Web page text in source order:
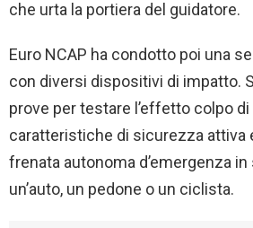
che urta la portiera del guidatore.
Euro NCAP ha condotto poi una
con diversi dispositivi di impatto.
prove per testare l’effetto colpo
caratteristiche di sicurezza attiva
frenata autonoma d’emergenza in
un’auto, un pedone o un ciclista.